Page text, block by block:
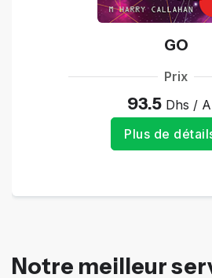
GO
Prix
93.5 Dhs /
Plus de
Notre meilleur